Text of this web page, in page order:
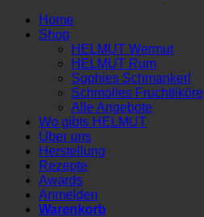
Home
Shop
HELMUT Wermut
HELMUT Rum
Sophies Schmankerl
Schmolles Fruchtliköre
Alle Angebote
Wo gibts HELMUT
Über uns
Herstellung
Rezepte
Awards
Anmelden
Warenkorb